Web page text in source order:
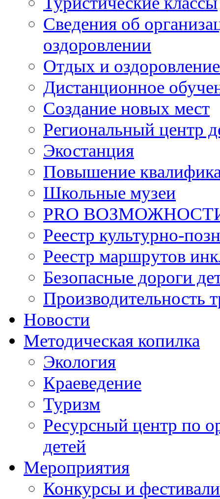
Сведения об
оздоровлении
Отдых и
Дистанционное
Создание новых мест
Региональный центр
Экостанция
Повышение
Школьные музеи
PRO
Реестр культурно-
Реестр маршрутов
Безопасные дороги
Производительность
Новости
Методическая копилка
Экология
Краеведение
Туризм
Ресурсный центр по
детей
Мероприятия
Конкурсы и фестивали